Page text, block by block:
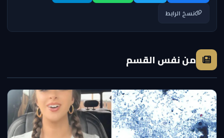
نسخ الرابط
من نفس القسم